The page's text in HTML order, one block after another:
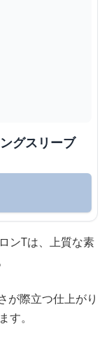
グスリーブ
ンTは、上質な素
が際立つ仕上がり
す。